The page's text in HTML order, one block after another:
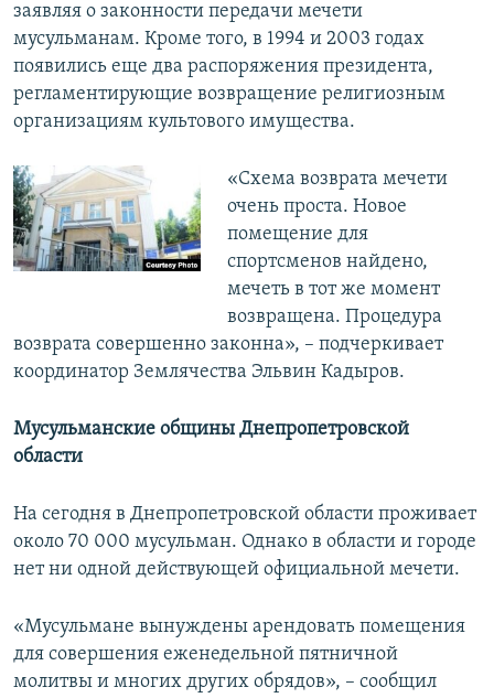
заявляя о законности передачи мечети
мусульманам. Кроме того, в 1994 и 2003 годах
появились еще два распоряжения президента,
регламентирующие возвращение религиозным
организациям культового имущества.
«Схема возврата мечети
очень проста. Новое
помещение для
спортсменов найдено,
мечеть в тот же момент
возвращена. Процедура
возврата совершенно законна», – подчеркивает
координатор Землячества Эльвин Кадыров.
Мусульманские общины Днепропетровской
области
На сегодня в Днепропетровской области проживает
около 70 000 мусульман. Однако в области и городе
нет ни одной действующей официальной мечети.
«Мусульмане вынуждены арендовать помещения
для совершения еженедельной пятничной
молитвы и многих других обрядов», – сообщил